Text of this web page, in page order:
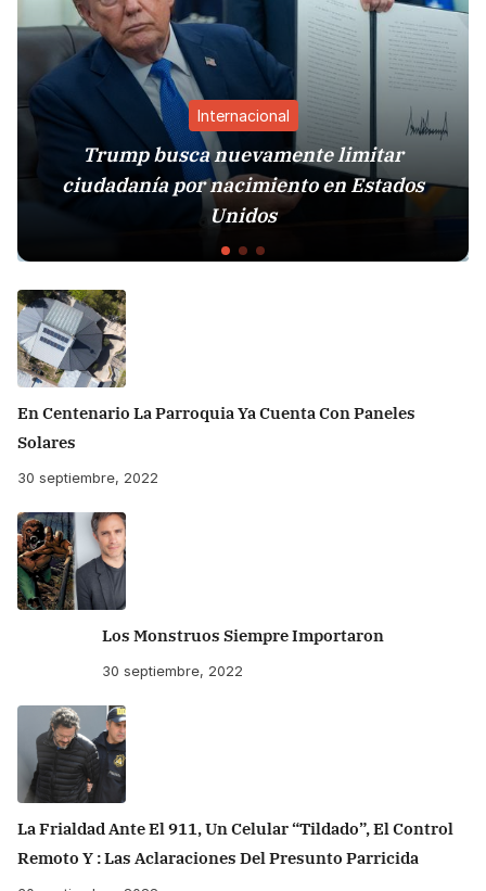
Internacional
Trump busca nuevamente limitar
ciudadanía por nacimiento en Estados
Unidos
En Centenario La Parroquia Ya Cuenta Con Paneles
Solares
30 septiembre, 2022
Los Monstruos Siempre Importaron
30 septiembre, 2022
La Frialdad Ante El 911, Un Celular “tildado”, El Control
Remoto Y : Las Aclaraciones Del Presunto Parricida